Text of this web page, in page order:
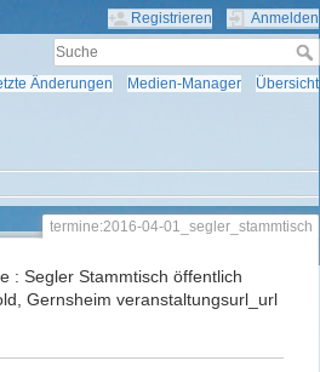
Registrieren Anmelden
Änderungen Medien-Manager Übersicht
termine:2016-04-01_segler_stammtisch
Segler Stammtisch öffentlich
Gernsheim veranstaltungsurl_url